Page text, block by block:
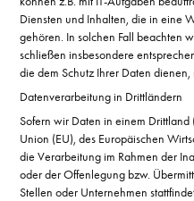
Diensten und Inhalten, die in eine
gehören. In solchen Fall beachten
schließen insbesondere
die dem Schutz Ihrer Daten
Datenverarbeitung in Drittländern
Sofern wir Daten in einem
Union (EU), des Europäischen
die Verarbeitung im Rahmen der
oder der Offenlegung bzw.
Stellen oder Unternehmen